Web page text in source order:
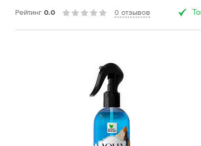
Рейтинг 0.0 0 отзывов